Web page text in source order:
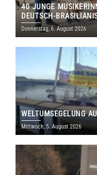
40 JUNGE
DEUTSCH-
THOLEY
Donnerstag, 6. August 2026
WELTUMSEGELUNG
Mittwoch, 5. August 2026